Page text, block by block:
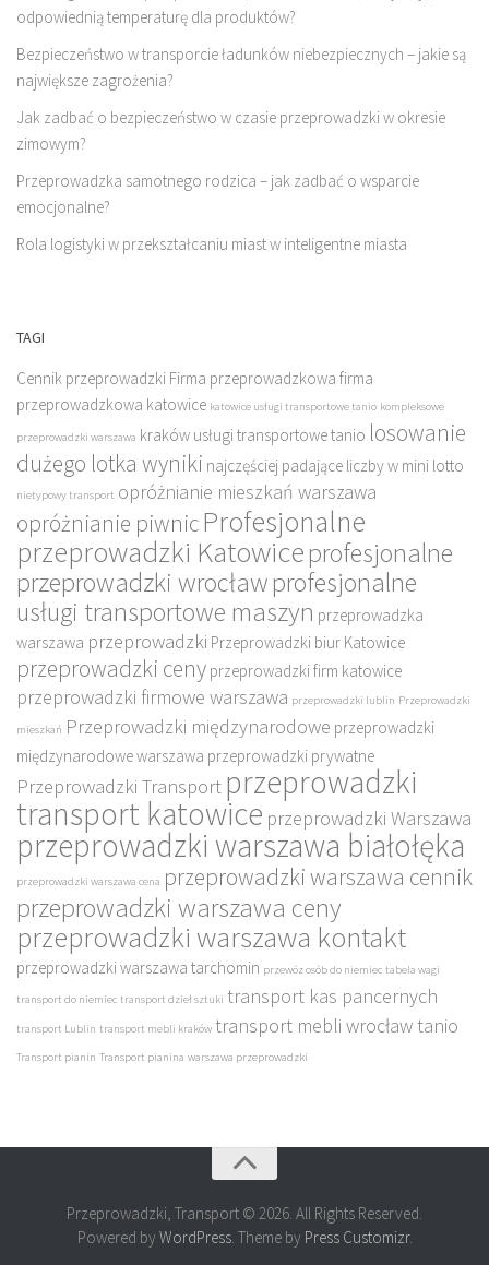
odpowiednią temperaturę dla produktów?
Bezpieczeństwo w transporcie ładunków niebezpiecznych – jakie są
największe zagrożenia?
Jak zadbać o bezpieczeństwo w czasie przeprowadzki w okresie
zimowym?
Przeprowadzka samotnego rodzica – jak zadbać o wsparcie
emocjonalne?
Rola logistyki w przekształcaniu miast w inteligentne miasta
TAGI
Cennik przeprowadzki Firma przeprowadzkowa firma
przeprowadzkowa katowice katowice usługi transportowe tanio kompleksowe
przeprowadzki warszawa kraków usługi transportowe tanio losowanie
dużego lotka wyniki najczęściej padające liczby w mini lotto
nietypowy transport opróżnianie mieszkań warszawa
opróżnianie piwnicProfesjonalne
przeprowadzki Katowiceprofesjonalne
przeprowadzki wrocławprofesjonalne
usługi transportowe maszyn przeprowadzka
warszawa przeprowadzki Przeprowadzki biur Katowice
przeprowadzki ceny przeprowadzki firm katowice
przeprowadzki firmowe warszawa przeprowadzki lublin Przeprowadzki
mieszkań Przeprowadzki międzynarodowe przeprowadzki
międzynarodowe warszawa przeprowadzki prywatne
Przeprowadzki Transport przeprowadzki
transport katowice przeprowadzki Warszawa
przeprowadzki warszawa białołęka
przeprowadzki warszawa cena przeprowadzki warszawa cennik
przeprowadzki warszawa ceny
przeprowadzki warszawa kontakt
przeprowadzki warszawa tarchomin przewóz osób do niemiec tabela wagi
transport do niemiec transport dzieł sztuki transport kas pancernych
transport Lublin transport mebli kraków transport mebli wrocław tanio
Transport pianin Transport pianina warszawa przeprowadzki
Przeprowadzki, Transport © 2026. All Rights Reserved.
Powered by WordPress. Theme by Press Customizr.